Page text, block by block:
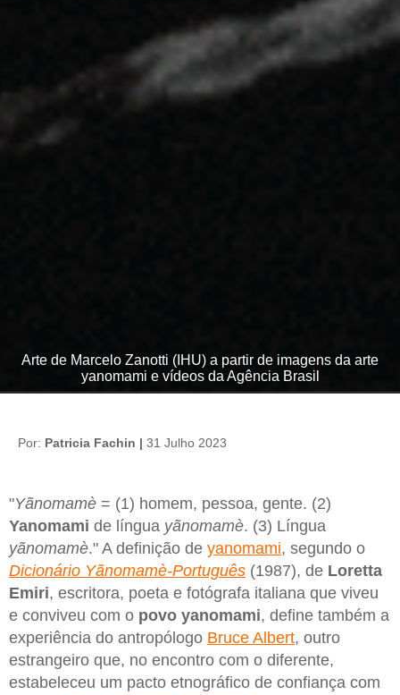
Arte de Marcelo Zanotti (IHU) a partir de imagens da arte
yanomami e vídeos da Agência Brasil
Por: Patricia Fachin | 31 Julho 2023
"Yãnomamè = (1) homem, pessoa, gente. (2)
Yanomami de língua yãnomamè. (3) Língua
yãnomamè." A definição de yanomami, segundo o
Dicionário Yãnomamè-Português (1987), de Loretta
Emiri, escritora, poeta e fotógrafa italiana que viveu
e conviveu com o povo yanomami, define também a
experiência do antropólogo Bruce Albert, outro
estrangeiro que, no encontro com o diferente,
estabeleceu um pacto etnográfico de confiança com